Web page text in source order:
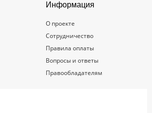
Информация
О проекте
Сотрудничество
Правила оплаты
Вопросы и ответы
Правообладателям